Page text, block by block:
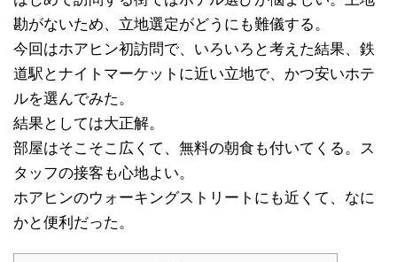
勘がないため、立地選定がどうにも難儀する。
今回はホアヒン初訪問で、いろいろと考えた結果、鉄
道駅とナイトマーケットに近い立地で、かつ安いホテ
ルを選んでみた。
結果としては大正解。
部屋はそこそこ広くて、無料の朝食も付いてくる。ス
タッフの接客も心地よい。
ホアヒンのウォーキングストリートにも近くて、なに
かと便利だった。